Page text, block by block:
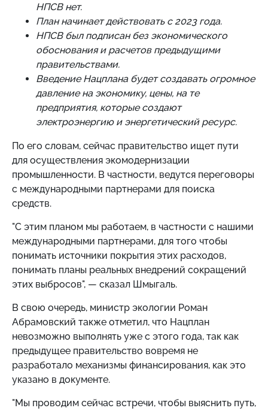
НПСВ нет.
План начинает действовать с 2023 года.
НПСВ был подписан без экономического
обоснования и расчетов предыдущими
правительствами.
Введение Нацплана будет создавать огромное
давление на экономику, цены, на те
предприятия, которые создают
электроэнергию и энергетический ресурс.
По его словам, сейчас правительство ищет пути
для осуществления экомодернизации
промышленности. В частности, ведутся переговоры
с международными партнерами для поиска
средств.
"С этим планом мы работаем, в частности с нашими
международными партнерами, для того чтобы
понимать источники покрытия этих расходов,
понимать планы реальных внедрений сокращений
этих выбросов", — сказал Шмыгаль.
В свою очередь, министр экологии Роман
Абрамовский также отметил, что Нацплан
невозможно выполнять уже с этого года, так как
предыдущее правительство вовремя не
разработало механизмы финансирования, как это
указано в документе.
"Мы проводим сейчас встречи, чтобы выяснить путь,